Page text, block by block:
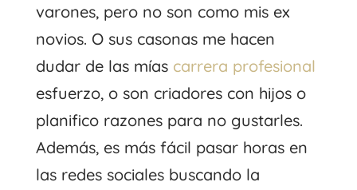
varones, pero no son como mis ex
novios. O sus casonas me hacen
dudar de las mías carrera profesional
esfuerzo, o son criadores con hijos o
planifico razones para no gustarles.
Además, es más fácil pasar horas en
las redes sociales buscando la